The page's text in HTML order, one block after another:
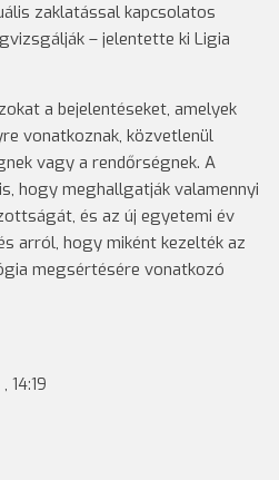
zaklatással kapcsolatos
– jelentette ki Ligia
a bejelentéseket, amelyek
vonatkoznak, közvetlenül
vagy a rendőrségnek. A
hogy meghallgatják valamennyi
és az új egyetemi év
arról, hogy miként kezelték az
megsértésére vonatkozó
14:19